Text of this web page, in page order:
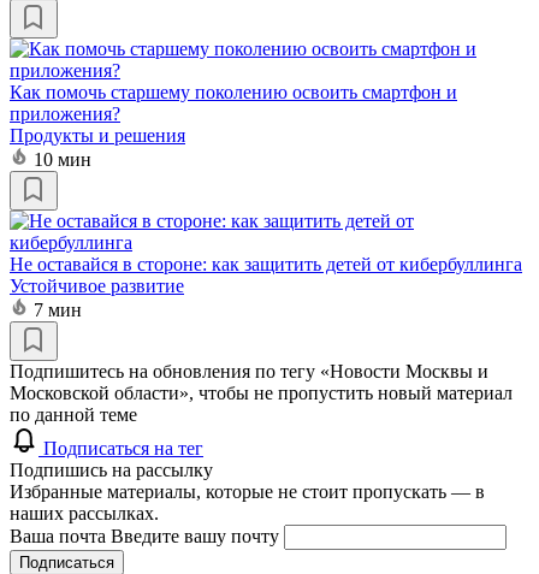
Как помочь старшему поколению освоить смартфон и
приложения?
Продукты и решения
10 мин
Не оставайся в стороне: как защитить детей от кибербуллинга
Устойчивое развитие
7 мин
Подпишитесь на обновления по тегу «Новости Москвы и
Московской области», чтобы не пропустить новый материал
по данной теме
Подписаться на тег
Подпишись на рассылку
Избранные материалы, которые не стоит пропускать — в
наших рассылках.
Ваша почта Введите вашу почту
Подписаться